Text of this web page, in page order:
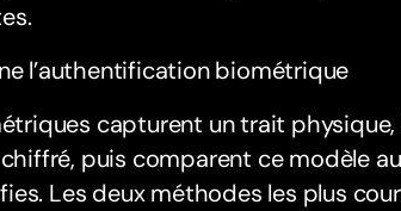
l’authentification biométrique
capturent un trait
puis comparent ce modèle
Les deux méthodes les plus